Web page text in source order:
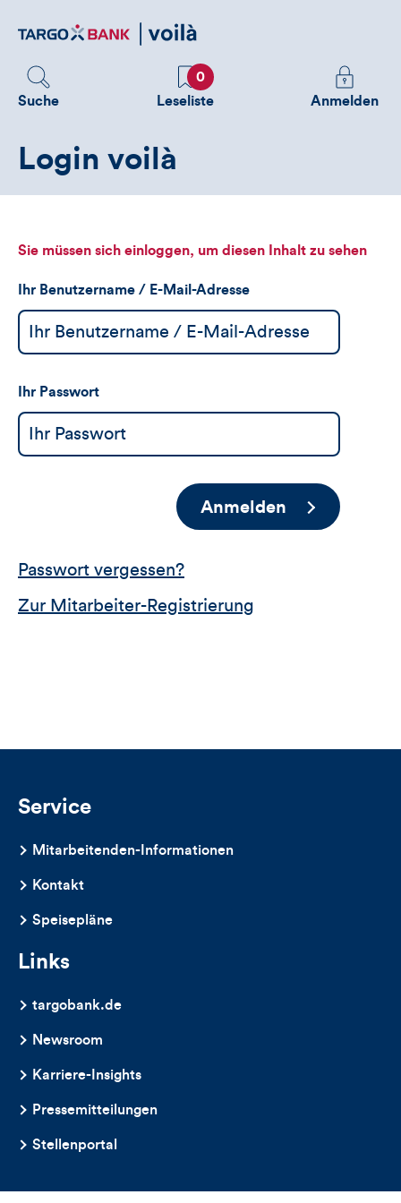
zum
Suche
Favoriten
0
Leseliste
Melden
Sie
sehen
Anmelden
Login voilà
Sie müssen sich einloggen, um diesen Inhalt zu sehen
Ihr Benutzername / E-Mail-Adresse
Ihr Passwort
Anmelden
Passwort vergessen?
Zur Mitarbeiter-Registrierung
Service
Mitarbeitenden-Informationen
Kontakt
Speisepläne
Links
targobank.de
Newsroom
Karriere-Insights
Pressemitteilungen
Stellenportal